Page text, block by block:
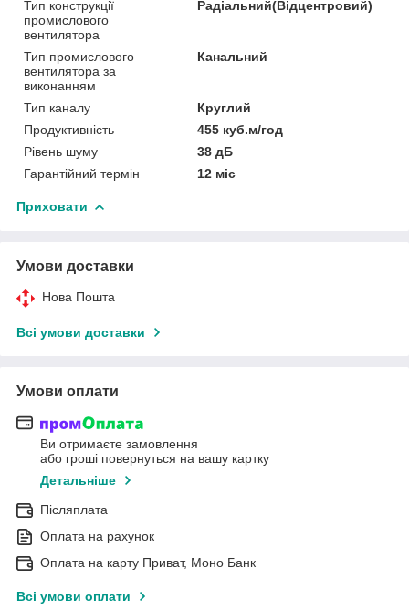
Тип конструкції
промислового
вентилятора
Радіальний(Відцентровий)
Тип промислового
вентилятора за
виконанням
Канальний
Тип каналу
Круглий
Продуктивність
455 куб.м/год
Рівень шуму
38 дБ
Гарантійний термін
12 міс
Приховати
Умови доставки
Нова Пошта
Всі умови доставки
Умови оплати
Ви отримаєте замовлення
або гроші повернуться на вашу картку
Детальніше
Післяплата
Оплата на рахунок
Оплата на карту Приват, Моно Банк
Всі умови оплати